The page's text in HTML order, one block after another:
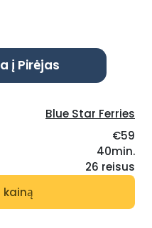
į Pirėjas
Blue Star Ferries
€59
40min.
26 reisus
kainą